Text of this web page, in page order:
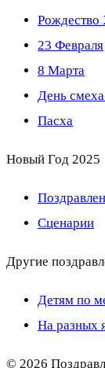
Рождество
23 Февраля
8 Марта
День
Пасха
Новый Год 2025
Сценарии
Другие
Детям по
На разных
© 2026